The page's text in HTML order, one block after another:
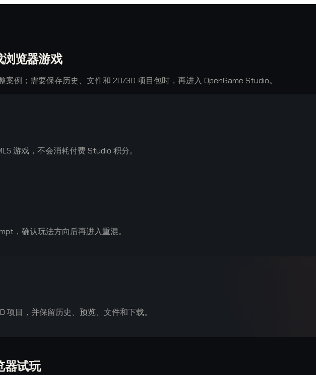
览器游戏
例；需要保存历史、文件和 2D/3D 项目包时，再进入 OpenGame Studio。
游戏，不会消耗付费 Studio 积分。
，确认玩法方向后再进入重混。
项目，并保留历史、预览、文件和下载。
器试玩